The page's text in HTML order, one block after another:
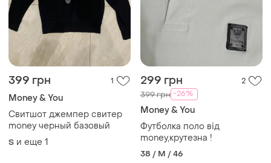
399 грн 1
Money & You
Свитшот джемпер свитер
money черный базовый
S и еще 1
299 грн 2
399 грн -26%
Money & You
Футболка поло від
money,крутезна !
38 / M / 46